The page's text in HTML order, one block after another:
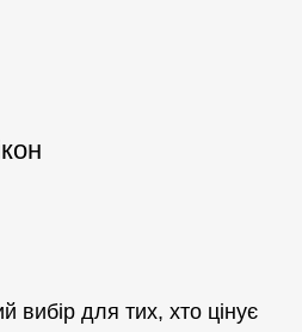
для тих, хто цінує